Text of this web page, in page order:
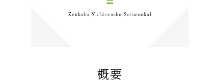
Zenkoku Nichirenshu Seinennkai
概要